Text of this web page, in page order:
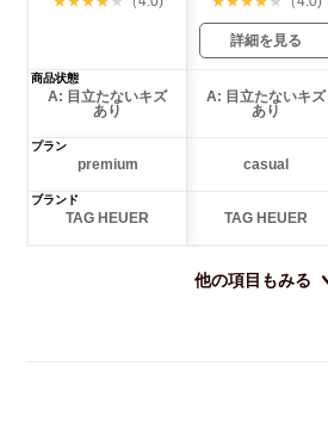
詳細を見る
商品状態
A: 目立たないキズ
あり
A: 目立たないキズ
あり
プラン
premium casual
ブランド
TAG HEUER TAG HEUER
他の項目もみる